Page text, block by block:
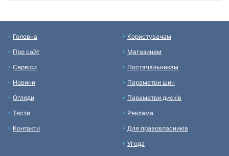
Головна
Про сайт
Сервіси
Новини
Огляди
Тести
Контакти
Користувачам
Магазинам
Постачальникам
Параметри шин
Параметри дисків
Реклама
Для правовласників
Угода